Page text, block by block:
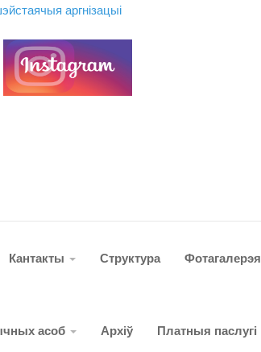
аргнізацыі
Кантакты Структура Фотагалерэя
асоб Архіў Платныя паслугi